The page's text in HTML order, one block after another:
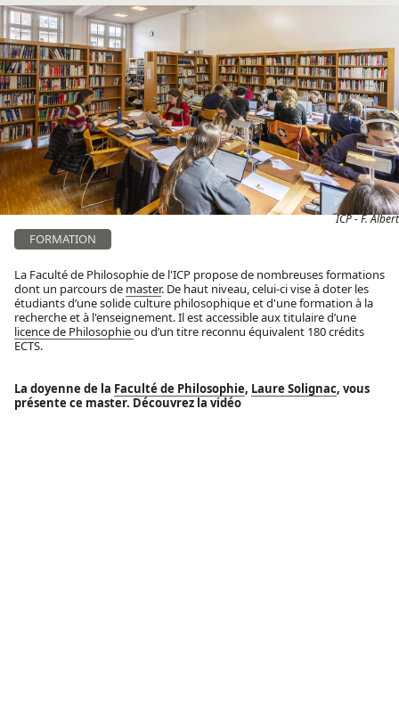
ICP - F. Albert
FORMATION
La Faculté de Philosophie de l'ICP propose de nombreuses formations
dont un parcours de master. De haut niveau, celui-ci vise à doter les
étudiants d’une solide culture philosophique et d'une formation à la
recherche et à l'enseignement. Il est accessible aux titulaire d’une
licence de Philosophieou d’un titre reconnu équivalent 180 crédits
ECTS.
La doyenne de la Faculté de Philosophie, Laure Solignac, vous
présente ce master. Découvrez la vidéo